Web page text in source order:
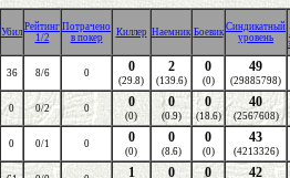
Убил Рейтинг
1/2
Потрачено
в покер
Киллер Наемник Боевик Синдикатный
уровень
36 8/6 0 0
(29.8)
2
(139.6)
0
(0)
49
(29885798)
0 0/2 0 0
(0)
0
(0.9)
0
(18.6)
40
(2567608)
0 0/1 0 0
(0)
0
(8.6)
0
(0)
43
(4213326)
1 0 0 42